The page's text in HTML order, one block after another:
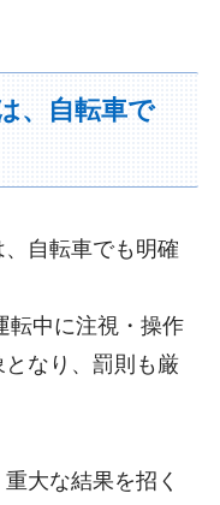
、自転車で
自転車でも明確
転中に注視・操作
なり、罰則も厳
大な結果を招く